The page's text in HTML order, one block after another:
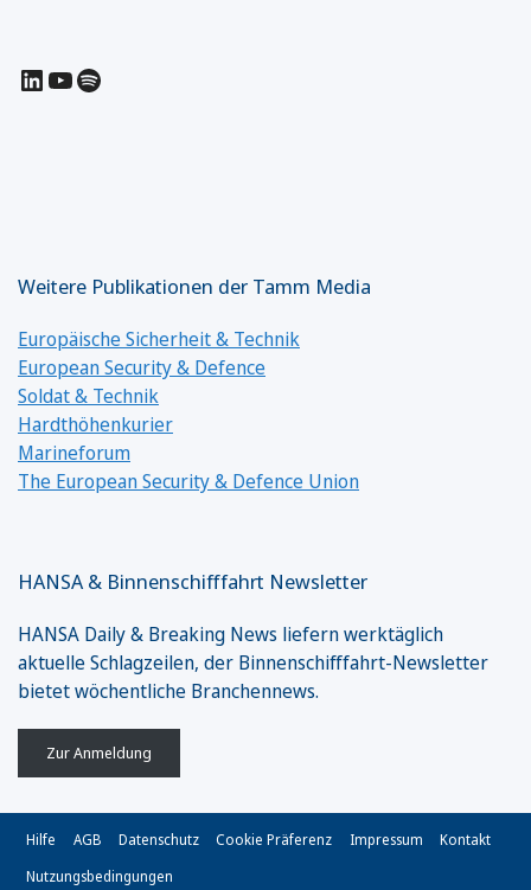
LinkedIn
YouTube
Spotify
Weitere Publikationen der Tamm Media
Europäische Sicherheit & Technik
European Security & Defence
Soldat & Technik
Hardthöhenkurier
Marineforum
The European Security & Defence Union
HANSA & Binnenschifffahrt Newsletter
HANSA Daily & Breaking News liefern werktäglich
aktuelle Schlagzeilen, der Binnenschifffahrt-Newsletter
bietet wöchentliche Branchennews.
Zur Anmeldung
Hilfe AGB Datenschutz Cookie Präferenz Impressum
Kontakt
Nutzungsbedingungen